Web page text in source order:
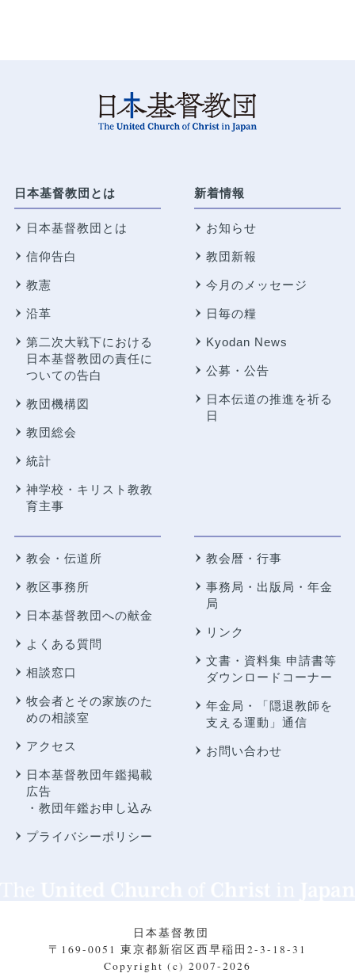
日本基督教団とは
日本基督教団とは
信仰告白
教憲
沿革
第二次大戦下における
日本基督教団の責任に
ついての告白
教団機構図
教団総会
統計
神学校・キリスト教教
育主事
新着情報
お知らせ
教団新報
今月のメッセージ
日毎の糧
Kyodan News
公募・公告
日本伝道の推進を祈る
日
教会・伝道所
教区事務所
日本基督教団への献金
よくある質問
相談窓口
牧会者とその家族のた
めの相談室
アクセス
日本基督教団年鑑掲載
広告
・教団年鑑お申し込み
プライバシーポリシー
教会暦・行事
事務局・出版局・年金
局
リンク
文書・資料集 申請書等
ダウンロードコーナー
年金局・
「隠退教師を
支える運動」通信
お問い合わせ
日本基督教団
〒169-0051 東京都新宿区西早稲田2-3-18-31
Copyright (c) 2007-2026